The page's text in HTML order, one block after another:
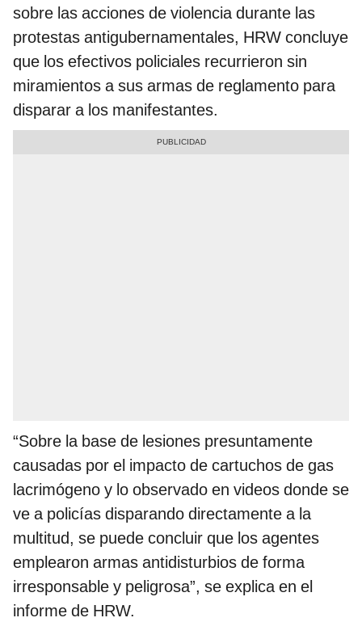
sobre las acciones de violencia durante las
protestas antigubernamentales, HRW concluye
que los efectivos policiales recurrieron sin
miramientos a sus armas de reglamento para
disparar a los manifestantes.
“Sobre la base de lesiones presuntamente
causadas por el impacto de cartuchos de gas
lacrimógeno y lo observado en videos donde se
ve a policías disparando directamente a la
multitud, se puede concluir que los agentes
emplearon armas antidisturbios de forma
irresponsable y peligrosa”, se explica en el
informe de HRW.